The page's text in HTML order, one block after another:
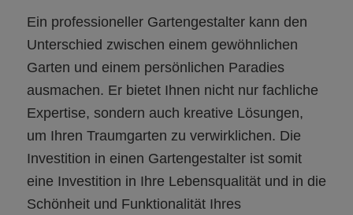
Ein professioneller Gartengestalter kann den
Unterschied zwischen einem gewöhnlichen
Garten und einem persönlichen Paradies
ausmachen. Er bietet Ihnen nicht nur fachliche
Expertise, sondern auch kreative Lösungen,
um Ihren Traumgarten zu verwirklichen. Die
Investition in einen Gartengestalter ist somit
eine Investition in Ihre Lebensqualität und in die
Schönheit und Funktionalität Ihres